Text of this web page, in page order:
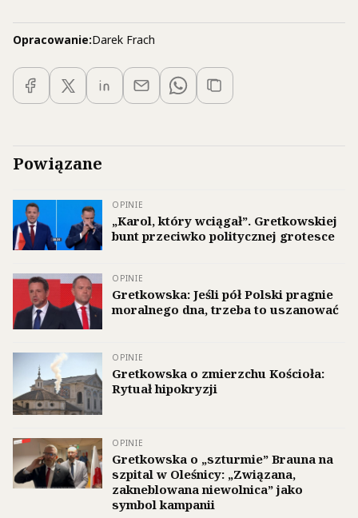
Opracowanie:Darek Frach
Powiązane
OPINIE
„Karol, który wciągał”. Gretkowskiej
bunt przeciwko politycznej grotesce
OPINIE
Gretkowska: Jeśli pół Polski pragnie
moralnego dna, trzeba to uszanować
OPINIE
Gretkowska o zmierzchu Kościoła:
Rytuał hipokryzji
OPINIE
Gretkowska o „szturmie” Brauna na
szpital w Oleśnicy: „Związana,
zakneblowana niewolnica” jako
symbol kampanii